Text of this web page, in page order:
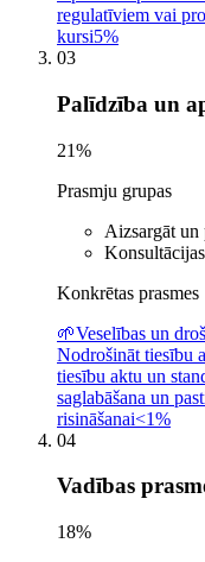
regulatīviem vai
kursi5%
03
Palīdzība un
21%
Prasmju grupas
Aizsargāt un
Konsultācijas
Konkrētas prasmes
🌱Veselības un
Nodrošināt tiesību
tiesību aktu un
saglabāšana un
risināšanai<1%
04
Vadības
18%